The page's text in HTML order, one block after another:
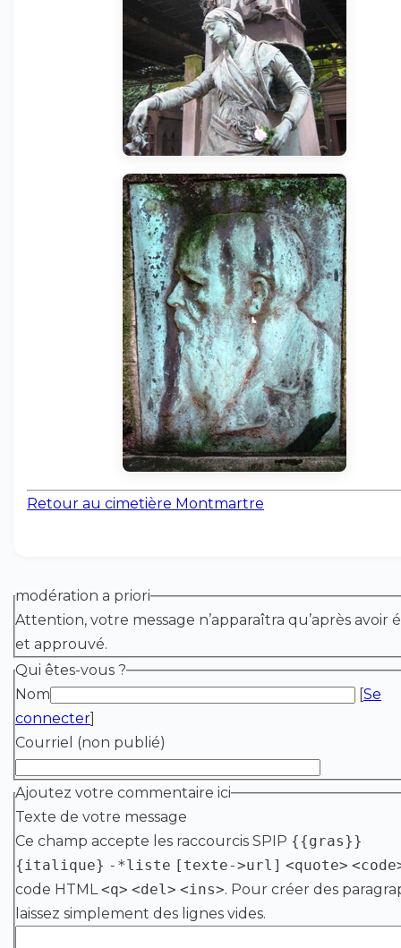
Retour au cimetière Montmartre
modération a priori
Attention, votre message n’apparaîtra qu’après avoir
et approuvé.
Qui êtes-vous ?
Nom
[Se
connecter]
Courriel (non publié)
Ajoutez votre commentaire ici
Texte de votre message
Ce champ accepte les raccourcis SPIP {{gras}}
{italique} -*liste [texte->url] <quote>
code HTML<q> <del> <ins>. Pour créer des
laissez simplement des lignes vides.